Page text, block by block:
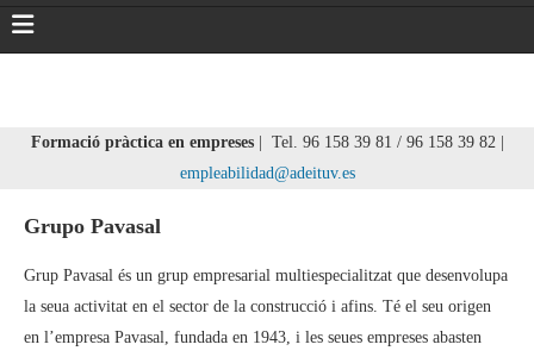
Formació pràctica en empreses | Tel. 96 158 39 81 / 96 158 39 82 |
empleabilidad@adeituv.es
Grupo Pavasal
Grup Pavasal és un grup empresarial multiespecialitzat que desenvolupa
la seua activitat en el sector de la construcció i afins. Té el seu origen
en l’empresa Pavasal, fundada en 1943, i les seues empreses abasten